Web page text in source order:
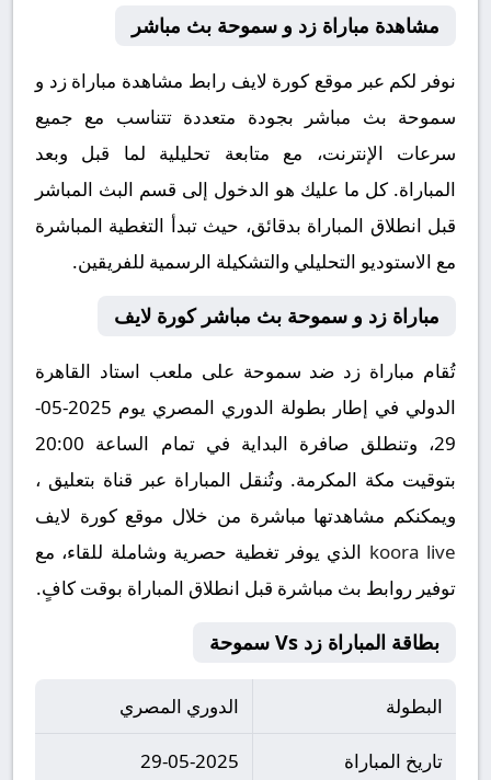
مشاهدة مباراة زد و سموحة بث مباشر
نوفر لكم عبر موقع كورة لايف رابط مشاهدة مباراة زد و
سموحة بث مباشر بجودة متعددة تتناسب مع جميع
سرعات الإنترنت، مع متابعة تحليلية لما قبل وبعد
المباراة. كل ما عليك هو الدخول إلى قسم البث المباشر
قبل انطلاق المباراة بدقائق، حيث تبدأ التغطية المباشرة
مع الاستوديو التحليلي والتشكيلة الرسمية للفريقين.
مباراة زد و سموحة بث مباشر كورة لايف
تُقام مباراة زد ضد سموحة على ملعب استاد القاهرة
الدولي في إطار بطولة الدوري المصري يوم 2025-05-
29، وتنطلق صافرة البداية في تمام الساعة 20:00
بتوقيت مكة المكرمة. وتُنقل المباراة عبر قناة بتعليق ،
ويمكنكم مشاهدتها مباشرة من خلال موقع كورة لايف
koora live الذي يوفر تغطية حصرية وشاملة للقاء، مع
توفير روابط بث مباشرة قبل انطلاق المباراة بوقت كافٍ.
بطاقة المباراة زد Vs سموحة
البطولة الدوري المصري
تاريخ المباراة 29-05-2025